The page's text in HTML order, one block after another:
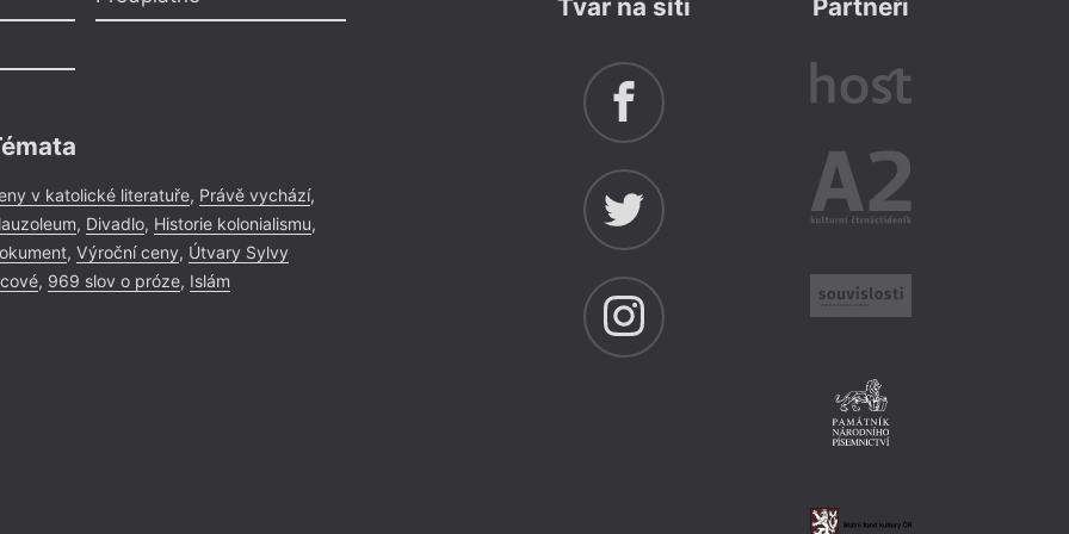
v katolické literatuře, Právě vychází,
, Divadlo, Historie kolonialismu,
, Výroční ceny, Útvary Sylvy
, 969 slov o próze, Islám
Tvar na síti Partneři